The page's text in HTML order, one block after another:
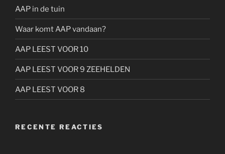
AAP in de tuin
Waar komt AAP vandaan?
AAP LEEST VOOR 10
AAP LEEST VOOR 9 ZEEHELDEN
AAP LEEST VOOR 8
RECENTE REACTIES